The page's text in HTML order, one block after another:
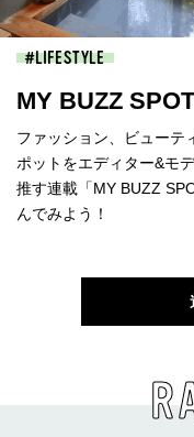
LIFESTYLE
MY BUZZ SPOT
ファッション、ビューテ
ポットをエディター&モ
推す連載「MY BUZZ
んでみよう！